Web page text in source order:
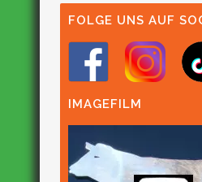
FOLGE UNS AUF
IMAGEFILM